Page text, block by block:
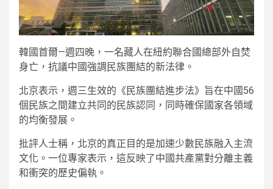
韓國首爾—週四晚，一名藏人在紐約聯合國總部外自焚
身亡，抗議中國強調民族團結的新法律。
北京表示，週三生效的《民族團結進步法》旨在中國56
個民族之間建立共同的民族認同，同時確保國家各領域
的均衡發展。
批評人士稱，北京的真正目的是加速少數民族融入主流
文化。一位專家表示，這反映了中國共產黨對分離主義
和衝突的歷史偏執。